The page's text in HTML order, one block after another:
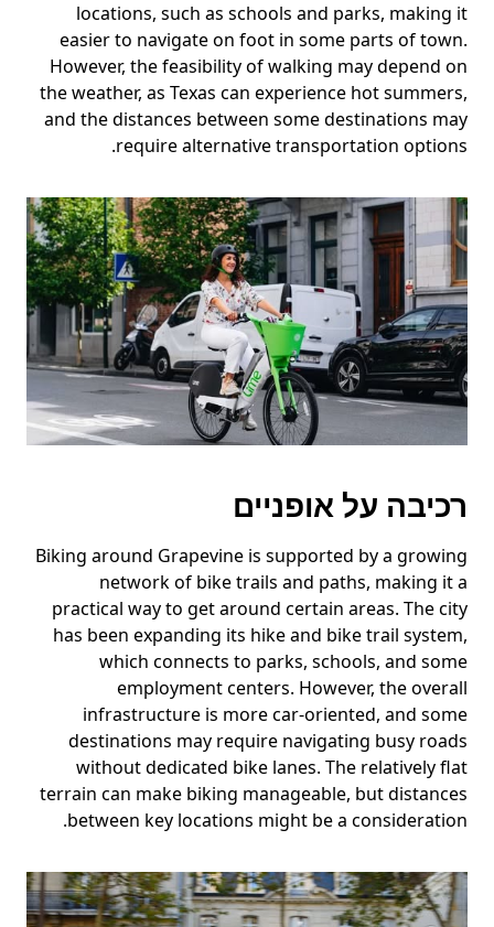
locations, such as schools and parks, making it
easier to navigate on foot in some parts of town.
However, the feasibility of walking may depend on
the weather, as Texas can experience hot summers,
and the distances between some destinations may
require alternative transportation options.
רכיבה על אופניים
Biking around Grapevine is supported by a growing
network of bike trails and paths, making it a
practical way to get around certain areas. The city
has been expanding its hike and bike trail system,
which connects to parks, schools, and some
employment centers. However, the overall
infrastructure is more car-oriented, and some
destinations may require navigating busy roads
without dedicated bike lanes. The relatively flat
terrain can make biking manageable, but distances
between key locations might be a consideration.